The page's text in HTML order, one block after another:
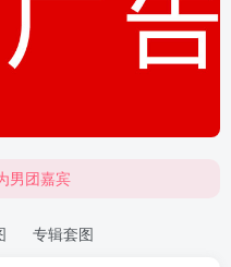
男团嘉宾
专辑套图